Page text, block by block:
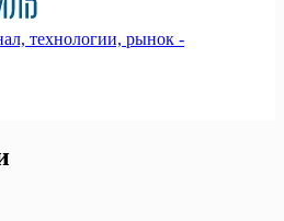
технологии, рынок -